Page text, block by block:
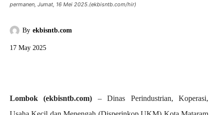
permanen, Jumat, 16 Mei 2025.(ekbisntb.com/hir)
By ekbisntb.com
17 May 2025
Lombok (ekbisntb.com) – Dinas Perindustrian, Koperasi,